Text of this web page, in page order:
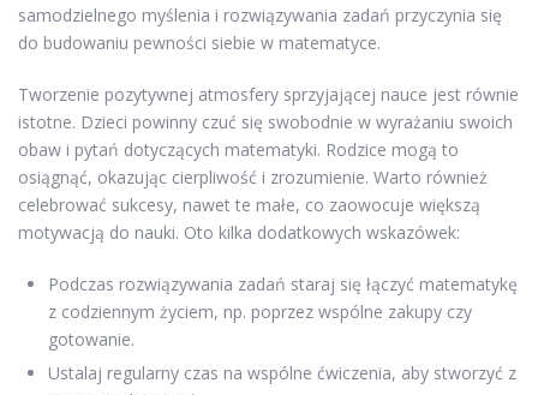
samodzielnego myślenia i rozwiązywania zadań przyczynia się
do budowaniu pewności siebie w matematyce.
Tworzenie pozytywnej atmosfery sprzyjającej nauce jest równie
istotne. Dzieci powinny czuć się swobodnie w wyrażaniu swoich
obaw i pytań dotyczących matematyki. Rodzice mogą to
osiągnąć, okazując cierpliwość i zrozumienie. Warto również
celebrować sukcesy, nawet te małe, co zaowocuje większą
motywacją do nauki. Oto kilka dodatkowych wskazówek:
Podczas rozwiązywania zadań staraj się łączyć matematykę
z codziennym życiem, np. poprzez wspólne zakupy czy
gotowanie.
Ustalaj regularny czas na wspólne ćwiczenia, aby stworzyć z